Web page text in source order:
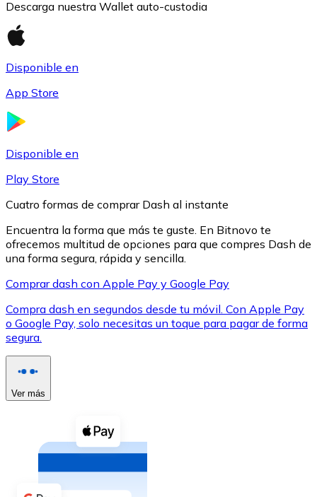
XRP
XRP
Efectivo
Comprar con efectivo
Transferencia SEPA
Descarga nuestra Wallet auto-custodia
Disponible en
App Store
Disponible en
Play Store
Cuatro formas de comprar Dash al instante
Encuentra la forma que más te guste. En Bitnovo te
ofrecemos multitud de opciones para que compres Dash de
una forma segura, rápida y sencilla.
Comprar dash con Apple Pay y Google Pay
Compra dash en segundos desde tu móvil. Con Apple Pay
o Google Pay, solo necesitas un toque para pagar de forma
segura.
Ver más